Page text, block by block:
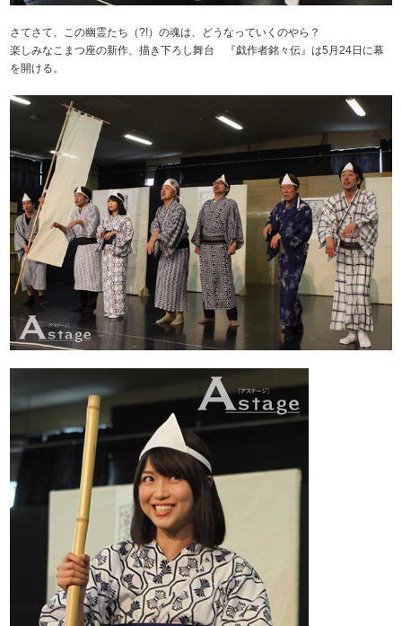
さてさて、この幽霊たち（?!）の魂は、どうなっていくのやら？
楽しみなこまつ座の新作、描き下ろし舞台 『戯作者銘々伝』は5月24日に幕
を開ける。